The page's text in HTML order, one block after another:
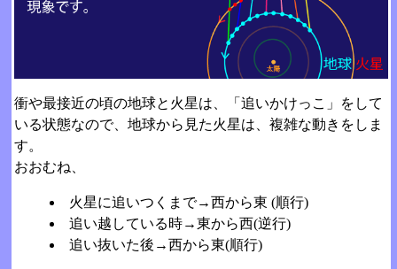
衝や最接近の頃の地球と火星は、「追いかけっこ」をして
いる状態なので、地球から見た火星は、複雑な動きをしま
す。
おおむね、
火星に追いつくまで→西から東 (順行)
追い越している時→東から西(逆行)
追い抜いた後→西から東(順行)